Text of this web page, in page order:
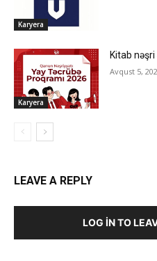
Karyera
Karyera
Kitab
Avqust 5,
LEAVE A REPLY
LOG IN TO